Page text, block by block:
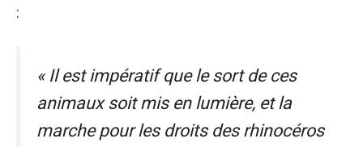
:
« Il est impératif que le sort de ces
animaux soit mis en lumière, et la
marche pour les droits des rhinocéros